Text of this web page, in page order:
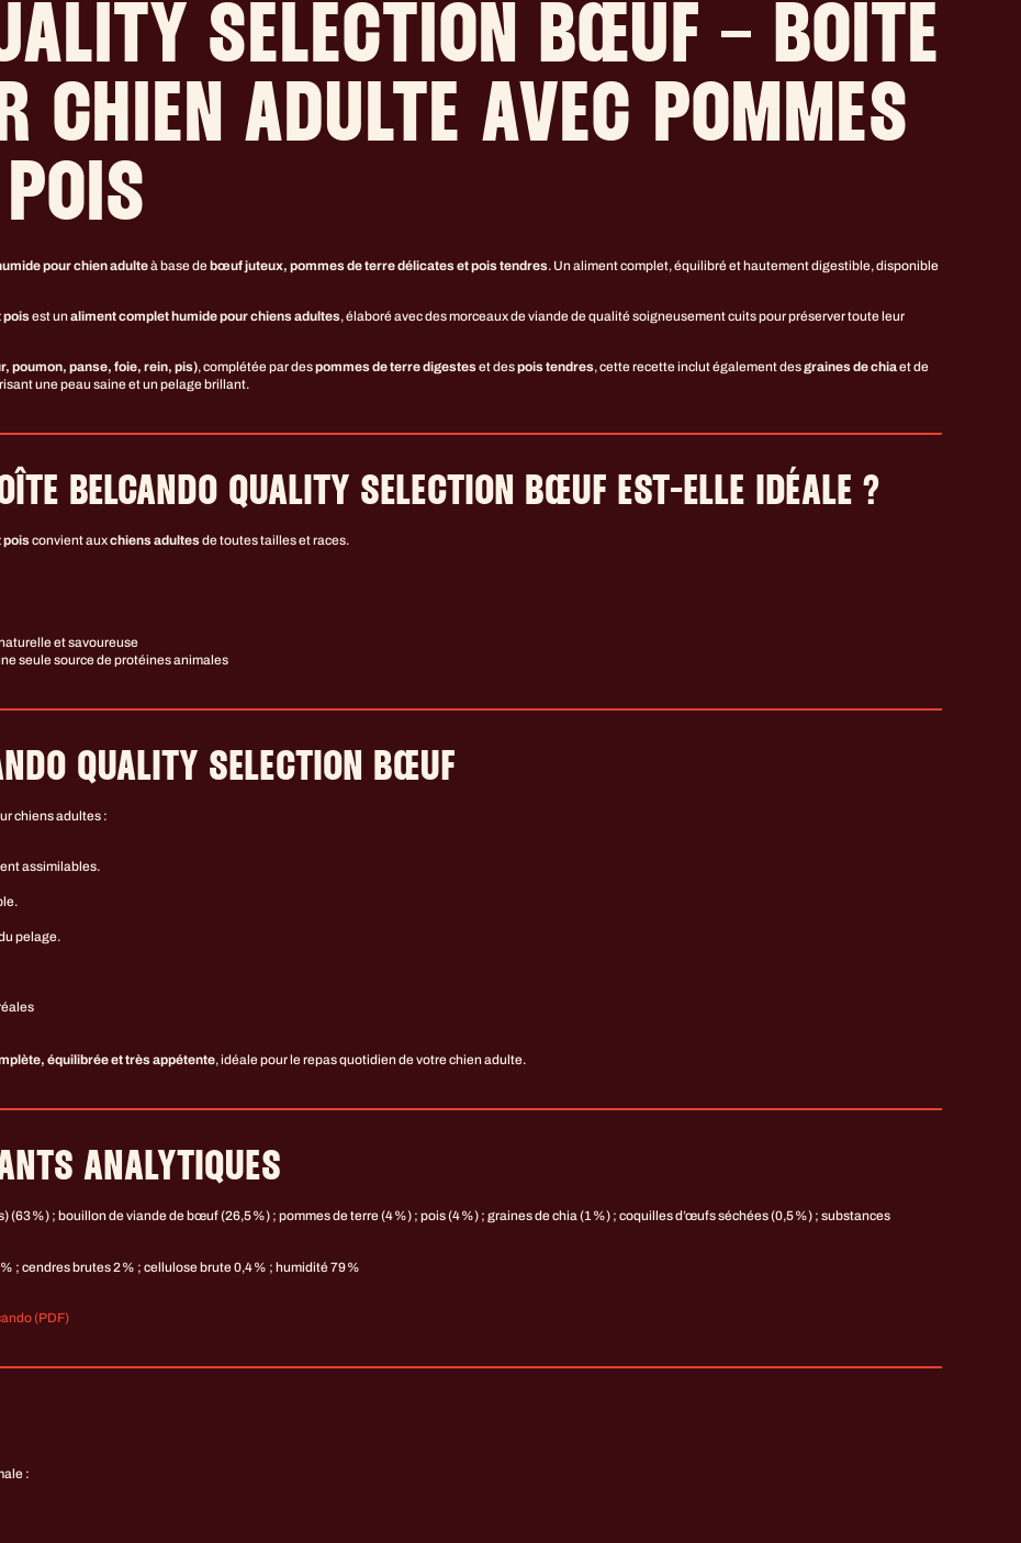
SELECTION BŒUF – BOÎTE
CHIEN ADULTE AVEC POMMES
pour chien adulteà base debœuf juteux, pommes de terre délicates et pois tendres. Un aliment complet, équilibré et hautement digestible, disponible
poisest unaliment complet humide pour chiens adultes, élaboré avec des morceaux de viande de qualité soigneusement cuits pour préserver toute leur
poumon, panse, foie, rein, pis), complétée par despommes de terre digesteset despois tendres, cette recette inclut également desgraines de chiaet de
une peau saine et un pelage brillant.
BELCANDO QUALITY SELECTION BŒUF EST-ELLE IDÉALE ?
poisconvient auxchiens adultesde toutes tailles et races.
et savoureuse
seule source de protéines animales
QUALITY SELECTION BŒUF
chiens adultes :
assimilables.
pelage.
équilibrée et très appétente, idéale pour le repas quotidien de votre chien adulte.
ANALYTIQUES
%) ; bouillon de viande de bœuf (26,5 %) ; pommes de terre (4 %) ; pois (4 %) ; graines de chia (1 %) ; coquilles d’œufs séchées (0,5 %) ; substances
; cendres brutes 2 % ; cellulose brute 0,4 % ; humidité 79 %
(PDF)
: